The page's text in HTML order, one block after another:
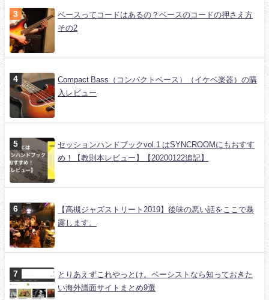
ベースってコードはあるの？ベースのコードの押さえ方
その2
Compact Bass（コンパクトベース）（イケベ楽器）の購
入レビュー
セッションハンドブックvol.1 はSYNCROOMにもおすす
め！【教則本レビュー】【20200122追記】
【高槻ジャズストリート2019】後味の悪い話をここで暴
露します。
とりあえずこれやっとけ。ベーシストなら知っておきた
い海外譜面サイトまとめ9選